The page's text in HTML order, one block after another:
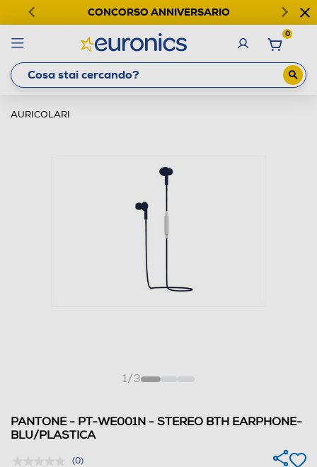
CONCORSO ANNIVERSARIO
0
AURICOLARI
1/3
PANTONE - PT-WE001N - STEREO BTH EARPHONE-
BLU/PLASTICA
(0)